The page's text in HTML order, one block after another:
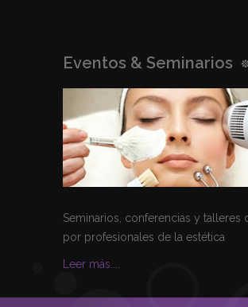
Eventos & Seminarios
Seminarios, conferencias y talleres
por profesionales de la estética
Leer más....